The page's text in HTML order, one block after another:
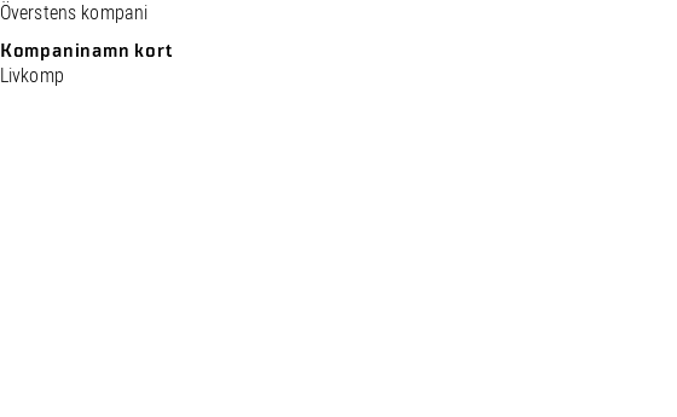
Överstens kompani
Kompaninamn kort
Livkomp